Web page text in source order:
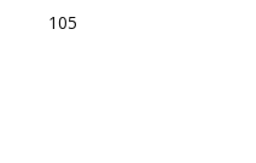
105